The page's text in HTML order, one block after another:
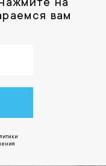
вам